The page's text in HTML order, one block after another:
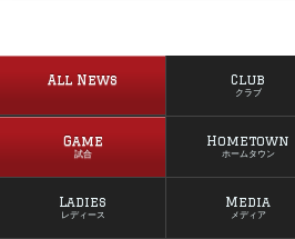
All News Club
クラブ
Game
試合
Hometown
ホームタウン
Ladies
レディース
Media
メディア